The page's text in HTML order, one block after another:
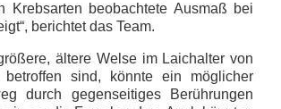
Krebsarten beobachtete Ausmaß bei
berichtet das Team.
ältere Welse im Laichalter von
betroffen sind, könnte ein möglicher
durch gegenseitiges Berührungen